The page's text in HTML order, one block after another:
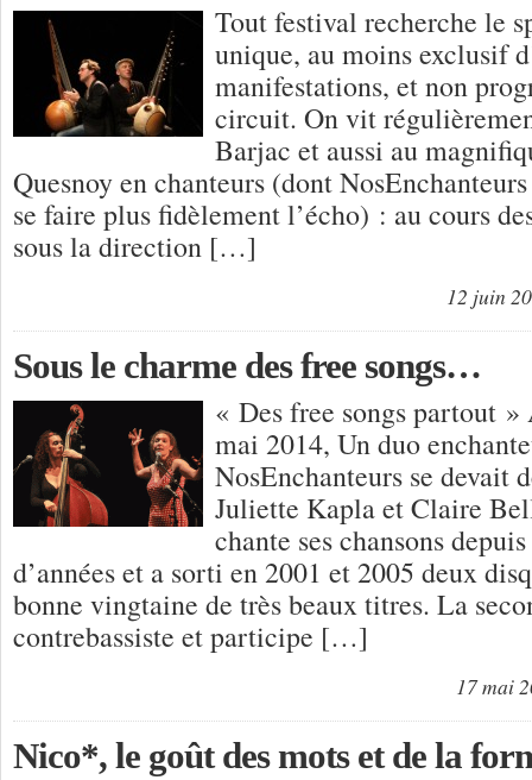
Tout festival recherche le
unique, au moins exclusif
manifestations, et non
circuit. On vit
Barjac et aussi au
Quesnoy en chanteurs (dont
se faire plus fidèlement l’écho) : au cours
sous la direction […]
12 juin
Sous le charme des free songs…
« Des free songs partout
mai 2014, Un duo
NosEnchanteurs se devait
Juliette Kapla et Claire
chante ses chansons
d’années et a sorti en 2001 et 2005 deux
bonne vingtaine de très beaux titres. La
contrebassiste et participe […]
17 mai
Nico*, le goût des mots et de la